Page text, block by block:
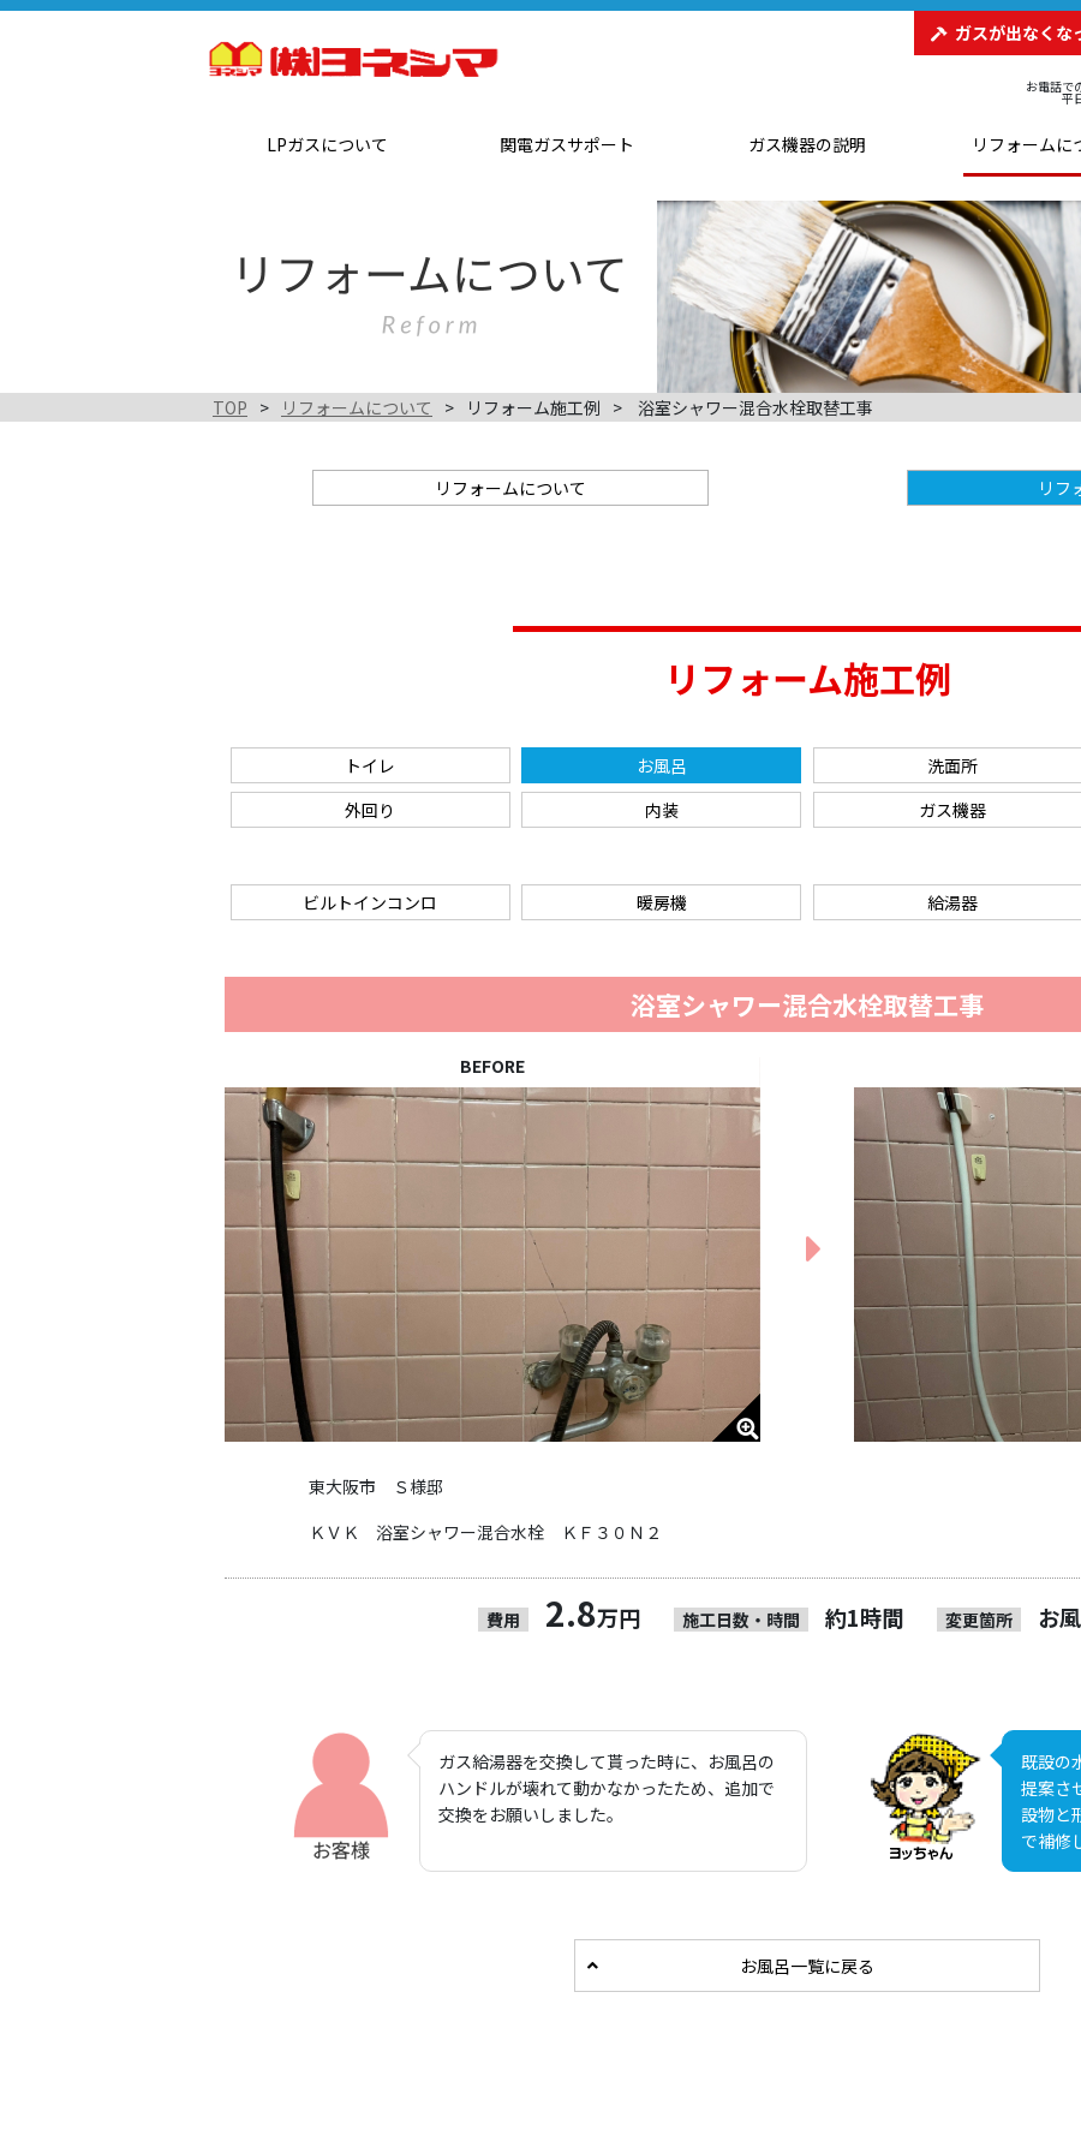
ガスが出なくな
お電話で
平
LPガスについて 関電ガスサポート ガス機器の説明 リフォームに
TOP リフォームについて リフォーム施工例 浴室シャワー混合水栓取替工事
リフォームについて リフ
リフォーム施工例
トイレ お風呂 洗面所
外回り
内装 ガス機器
ビルトインコンロ 暖房機 給湯器
浴室シャワー混合水栓取替工事
東大阪市 Ｓ様邸
ＫＶＫ 浴室シャワー混合水栓 ＫＦ３０Ｎ２
費用 2.8万円 施工日数・時間 約1時間 変更箇所 お
ガス給湯器を交換して貰った時に、お風呂の
ハンドルが壊れて動かなかったため、追加で
交換をお願いしました。
既設の
提案さ
設物と
で補修
お風呂一覧に戻る